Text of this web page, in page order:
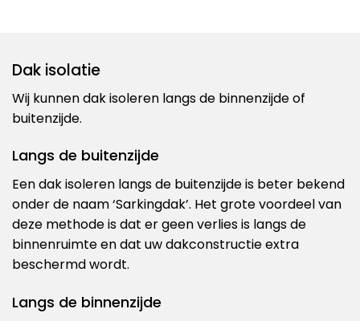
Dak isolatie
Wij kunnen dak isoleren langs de binnenzijde of
buitenzijde.
Langs de buitenzijde
Een dak isoleren langs de buitenzijde is beter bekend
onder de naam ‘Sarkingdak’. Het grote voordeel van
deze methode is dat er geen verlies is langs de
binnenruimte en dat uw dakconstructie extra
beschermd wordt.
Langs de binnenzijde